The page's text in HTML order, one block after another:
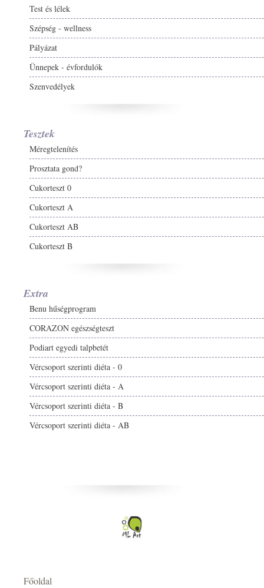
Test és lélek
Szépség - wellness
Pályázat
Ünnepek - évfordulók
Szenvedélyek
Tesztek
Méregtelenítés
Prosztata gond?
Cukorteszt 0
Cukorteszt A
Cukorteszt AB
Cukorteszt B
Extra
Benu hűségprogram
CORAZON egészségteszt
Podiart egyedi talpbetét
Vércsoport szerinti diéta - 0
Vércsoport szerinti diéta - A
Vércsoport szerinti diéta - B
Vércsoport szerinti diéta - AB
Főoldal